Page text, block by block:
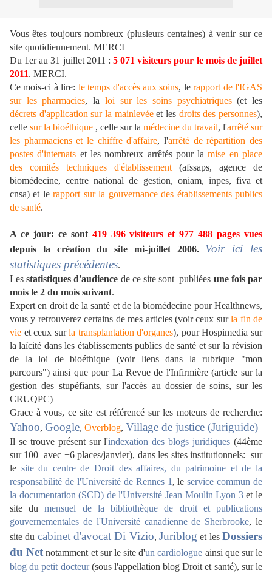
Vous êtes toujours nombreux (plusieurs centaines) à venir sur ce
site quotidiennement. MERCI
Du 1er au 31 juillet 2011 : 5 071 visiteurs pour le mois de juillet
2011. MERCI.
Ce mois-ci à lire: le temps d'accès aux soins, lerapport de l'IGAS
sur les pharmacies, la loi sur les soins psychiatriques(et les
décrets d'application sur la mainlevéeet les droits des personnes),
celle sur la bioéthique , celle sur la médecine du travail, l'arrêté sur
les pharmaciens et le chiffre d'affaire, l'arrêté de répartition des
postes d'internats et les nombreux arrêtés pour lamise en place
des comités techniques d'établissement (afssaps, agence de
biomédecine, centre national de gestion, oniam, inpes, fiva et
cnsa) et lerapport sur la gouvernance des établissements publics
de santé.
A ce jour: ce sont 419 396 visiteurs et 977 488 pages vues
depuis la création du site mi-juillet 2006.
Voir ici les
statistiques précédentes.
Lesstatistiques d'audience de ce site sont publiées une fois par
mois le 2 du mois suivant.
Expert en droit de la santé et de la biomédecine pour Healthnews,
vous y retrouverez certains de mes articles (voir ceux surla fin de
vie et ceux surla transplantation d'organes), pour Hospimedia sur
la laïcité dans les établissements publics de santé et sur la révision
de la loi de bioéthique (voir liens dans la rubrique "mon
parcours") ainsi que pour La Revue de l'Infirmière (article sur la
gestion des stupéfiants, sur l'accès au dossier de soins, sur les
CRUQPC)
Grace à vous, ce site est référencé sur les moteurs de recherche:
Yahoo, Google, Overblog, Village de justice (Juriguide)
Il se trouve présent sur l'indexation des blogs juridiques (44ème
sur 100 avec +6 places/janvier), dans les sites institutionnels: sur
le site du centre de Droit des affaires, du patrimoine et de la
responsabilité de l'Université de Rennes 1 , le service commun de
la documentation (SCD) de l'Université Jean Moulin Lyon 3 et le
site du
mensuel de la bibliothèque de droit et publications
gouvernementales de l'Université canadienne de Sherbrooke, le
site du cabinet d'avocat Di Vizio,Juriblog et les Dossiers
du Net notamment et sur le site d'un cardiologue ainsi que sur le
blog du petit docteur (sous l'appellation blog Droit et santé), sur le